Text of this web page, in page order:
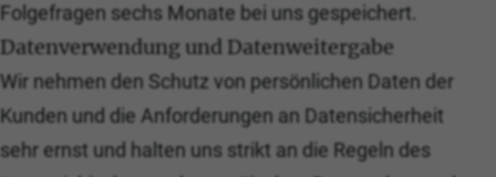
Folgefragen sechs Monate bei uns gespeichert.
Datenverwendung und Datenweitergabe
Wir nehmen den Schutz von persönlichen Daten der
Kunden und die Anforderungen an Datensicherheit
sehr ernst und halten uns strikt an die Regeln des